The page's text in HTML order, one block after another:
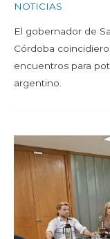
NOTICIAS
El gobernador de
Córdoba
encuentros para
argentino.